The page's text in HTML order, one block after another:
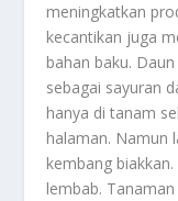
meningkatkan
kecantikan juga
bahan baku.
sebagai sayuran
hanya di tanam
halaman. Namun
kembang
lembab.